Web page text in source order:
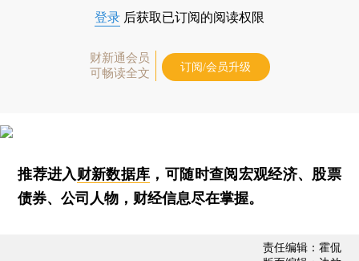
登录 后获取已订阅的阅读权限
财新通会员
可畅读全文
订阅/会员升级
推荐进入财新数据库 ，可随时查阅宏观经济、股票
债券、公司人物，财经信息尽在掌握。
责任编辑：霍侃